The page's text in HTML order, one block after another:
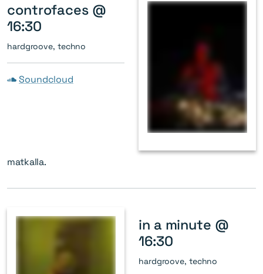
controfaces @
16:30
hardgroove, techno
Soundcloud
matkalla.
in a minute @
16:30
hardgroove, techno